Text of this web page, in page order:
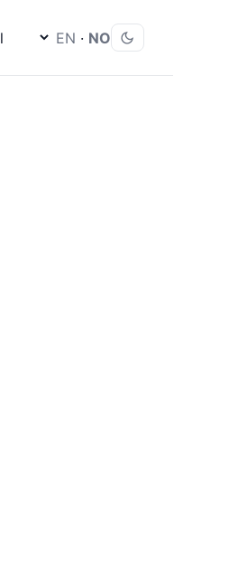
EN · NO